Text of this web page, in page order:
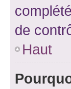
de
Haut